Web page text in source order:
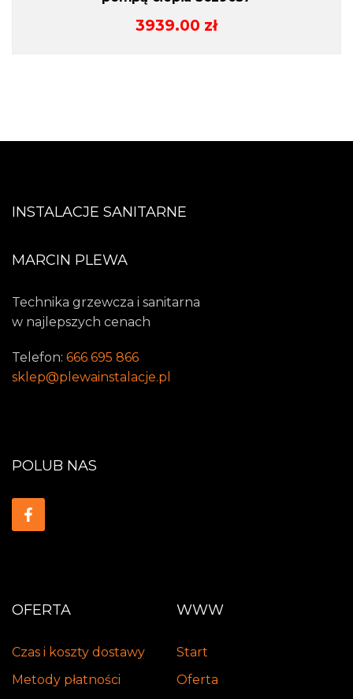
3939.00 zł
INSTALACJE SANITARNE
MARCIN PLEWA
Technika grzewcza i sanitarna
w najlepszych cenach
Telefon: 666 695 866
sklep@plewainstalacje.pl
OFERTA
Czas i koszty dostawy
Metody płatności
WWW
Start
Oferta
POLUB NAS